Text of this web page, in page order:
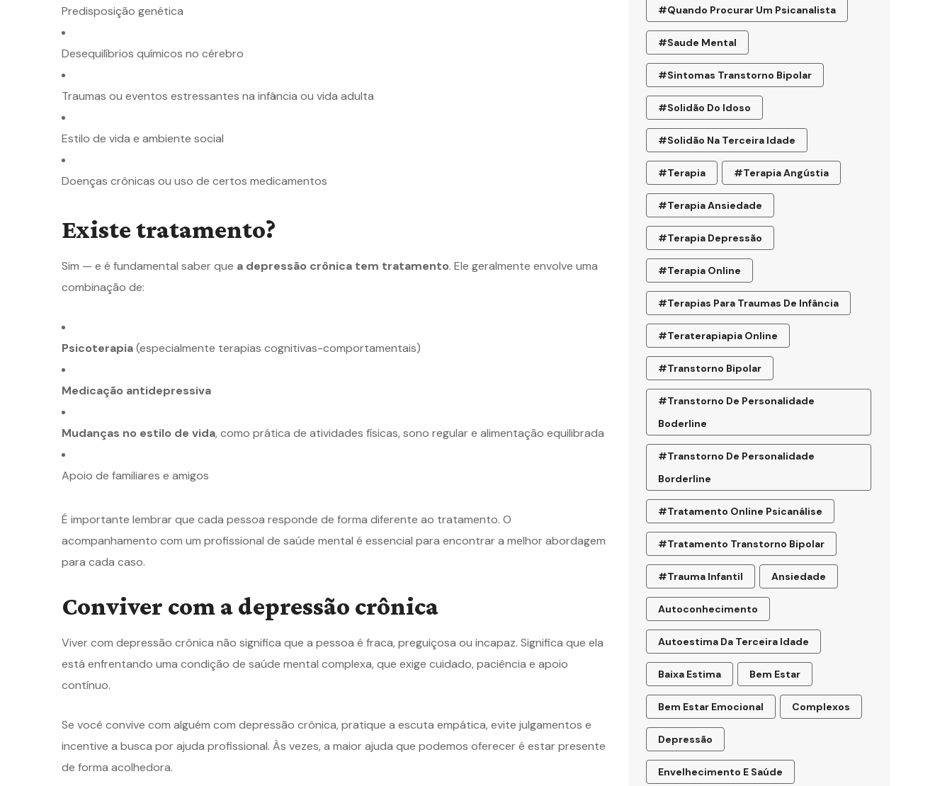
Predisposição genética
Desequilíbrios químicos no cérebro
Traumas ou eventos estressantes na infância ou vida adulta
Estilo de vida e ambiente social
Doenças crônicas ou uso de certos medicamentos
Existe tratamento?
Sim — e é fundamental saber que a depressão crônica tem tratamento. Ele geralmente envolve uma
combinação de:
Psicoterapia(especialmente terapias cognitivas-comportamentais)
Medicação antidepressiva
Mudanças no estilo de vida, como prática de atividades físicas, sono regular e alimentação equilibrada
Apoio de familiares e amigos
É importante lembrar que cada pessoa responde de forma diferente ao tratamento. O
acompanhamento com um profissional de saúde mental é essencial para encontrar a melhor abordagem
para cada caso.
Conviver com a depressão crônica
Viver com depressão crônica não significa que a pessoa é fraca, preguiçosa ou incapaz. Significa que ela
está enfrentando uma condição de saúde mental complexa, que exige cuidado, paciência e apoio
contínuo.
Se você convive com alguém com depressão crônica, pratique a escuta empática, evite julgamentos e
incentive a busca por ajuda profissional. Às vezes, a maior ajuda que podemos oferecer é estar presente
de forma acolhedora.
#quando Procurar Um Psicanalista
#saude Mental
#sintomas Transtorno Bipolar
#solidão Do Idoso
#Solidão Na Terceira Idade
#terapia #terapia Angústia
#terapia Ansiedade
#terapia Depressão
#terapia Online
#terapias Para Traumas De Infância
#teraterapiapia Online
#transtorno Bipolar
#transtorno De Personalidade
Boderline
#Transtorno De Personalidade
Borderline
#tratamento Online Psicanálise
#tratamento Transtorno Bipolar
#trauma Infantil Ansiedade
Autoconhecimento
Autoestima Da Terceira Idade
Baixa Estima Bem Estar
Bem Estar Emocional Complexos
Depressão
Envelhecimento E Saúde